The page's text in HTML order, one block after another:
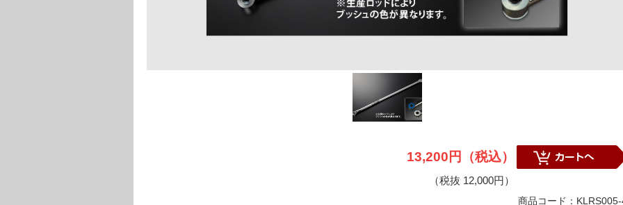
13,200円（税込）
（税抜 12,000円）
商品コード：